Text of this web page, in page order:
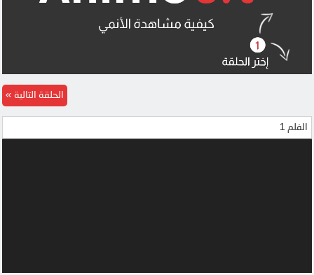
الفلم 1
الحلقة التالية